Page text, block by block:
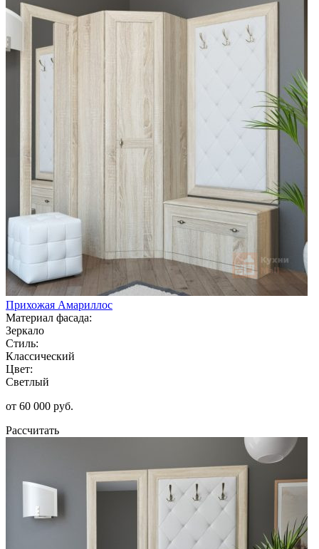
Прихожая Амариллос
Материал фасада:
Зеркало
Стиль:
Классический
Цвет:
Светлый
от 60 000 руб.
Рассчитать